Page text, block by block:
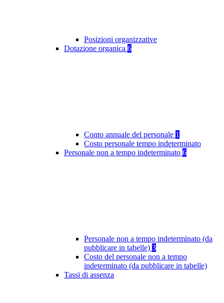
Posizioni organizzative
Dotazione organica 6
Conto annuale del personale 1
Costo personale tempo indeterminato
Personale non a tempo indeterminato 6
Personale non a tempo indeterminato (da
pubblicare in tabelle) 3
Costo del personale non a tempo
indeterminato (da pubblicare in tabelle)
Tassi di assenza